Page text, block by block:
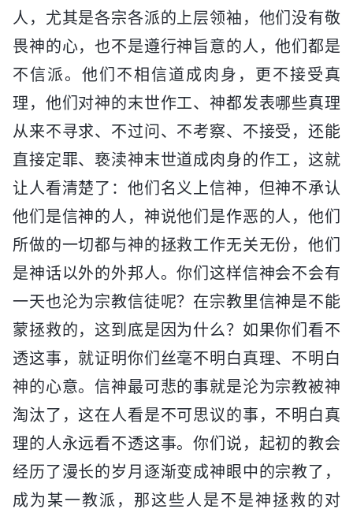
人，尤其是各宗各派的上层领袖，他们没有敬
畏神的心，也不是遵行神旨意的人，他们都是
不信派。他们不相信道成肉身，更不接受真
理，他们对神的末世作工、神都发表哪些真理
从来不寻求、不过问、不考察、不接受，还能
直接定罪、亵渎神末世道成肉身的作工，这就
让人看清楚了：他们名义上信神，但神不承认
他们是信神的人，神说他们是作恶的人，他们
所做的一切都与神的拯救工作无关无份，他们
是神话以外的外邦人。你们这样信神会不会有
一天也沦为宗教信徒呢？在宗教里信神是不能
蒙拯救的，这到底是因为什么？如果你们看不
透这事，就证明你们丝毫不明白真理、不明白
神的心意。信神最可悲的事就是沦为宗教被神
淘汰了，这在人看是不可思议的事，不明白真
理的人永远看不透这事。你们说，起初的教会
经历了漫长的岁月逐渐变成神眼中的宗教了，
成为某一教派，那这些人是不是神拯救的对